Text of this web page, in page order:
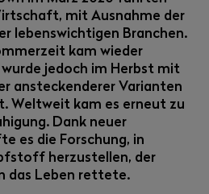
mit Ausnahme der
lebenswichtigen Branchen.
kam wieder
jedoch im Herbst mit
ansteckenderer Varianten
Weltweit kam es erneut zu
Dank neuer
es die Forschung, in
herzustellen, der
das Leben rettete.